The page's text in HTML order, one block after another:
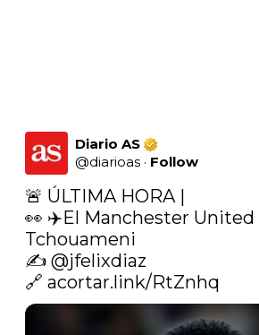
Diario AS
@diarioas · Follow
🚨 ÚLTIMA HORA |
👀 ✈️El Manchester United
Tchouameni
✍️ @jfelixdiaz
🔗 acortar.link/RtZnhq